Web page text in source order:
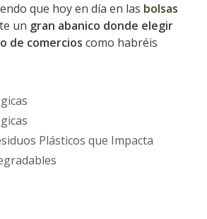
que hoy en día en las bolsas
un gran abanico donde elegir
de comercios como habréis
Plásticos que Impacta